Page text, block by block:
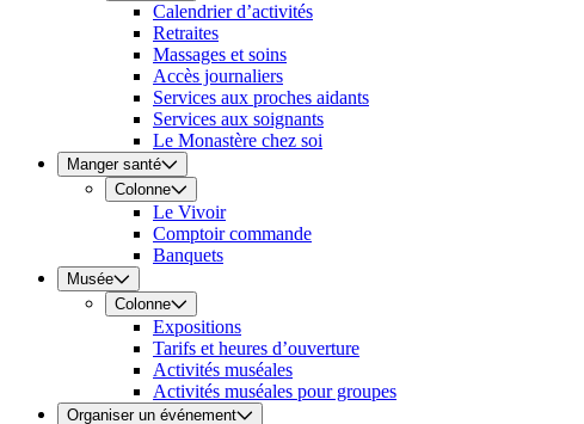
Calendrier d’activités
Retraites
Massages et soins
Accès journaliers
Services aux proches aidants
Services aux soignants
Le Monastère chez soi
Manger santé
Colonne
Le Vivoir
Comptoir commande
Banquets
Musée
Colonne
Expositions
Tarifs et heures d’ouverture
Activités muséales
Activités muséales pour groupes
Organiser un événement